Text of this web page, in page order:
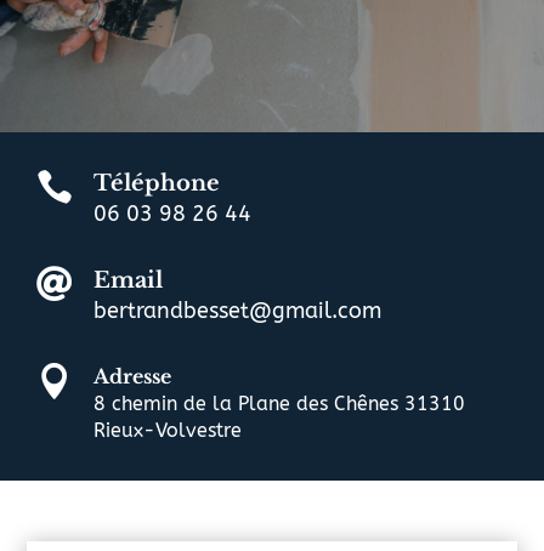

Téléphone
06 03 98 26 44

Email
bertrandbesset@gmail.com
 Adresse
8 chemin de la Plane des Chênes 31310
Rieux-Volvestre